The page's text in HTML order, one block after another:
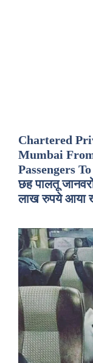
Chartered
Mumbai
Passengers
छह पालतू
लाख रुपये आया